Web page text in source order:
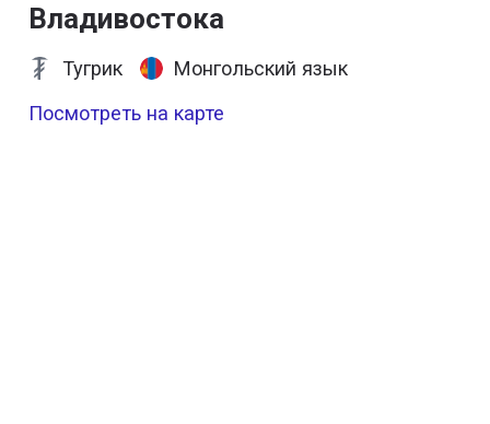
Владивостока
Тугрик
Монгольский язык
Посмотреть на карте